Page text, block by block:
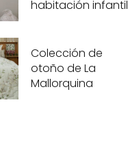
habitación infantil
Colección de
otoño de La
Mallorquina